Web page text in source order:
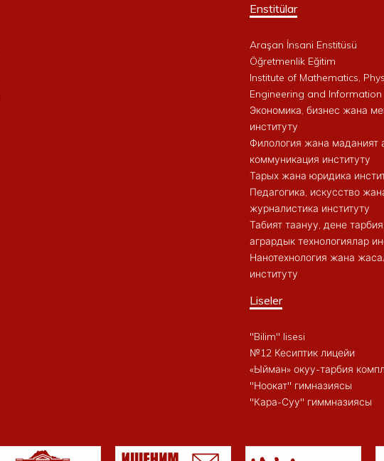
Enstitülar
Araşan İnsani Enstitüsü
Öğretmenlik Eğitim
Institute of Mathematics,
Engineering and
Экономика, бизнес жана
институту
Филология жана маданият
коммуникация институту
Тарых жана юридика
Педагогика, искусство
журналистика институту
Табият таануу, дене
агрардык технологиялар
Нанотехнология жана
институту
Liseler
"Bilim" lisesi
№12 Кесиптик лицейи
«Ыйман» окуу-тарбия
"Ноокат" гимназиясы
"Кара-Суу" гиммназиясы